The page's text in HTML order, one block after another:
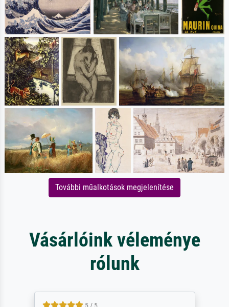
További műalkotások megjelenítése
Vásárlóink véleménye
rólunk